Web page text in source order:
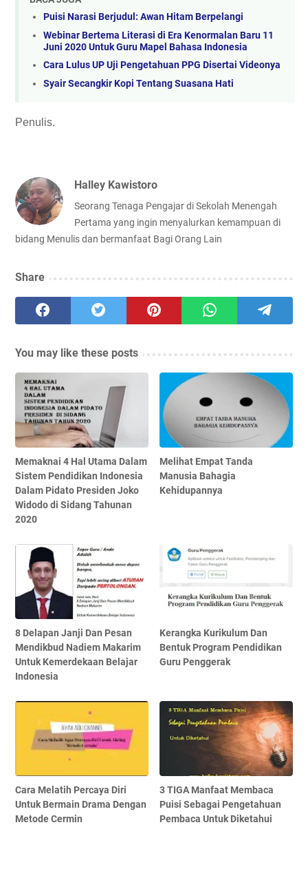
Puisi Narasi Berjudul: Awan Hitam Berpelangi
Webinar Bertema Literasi di Era Kenormalan Baru 11
Juni 2020 Untuk Guru Mapel Bahasa Indonesia
Cara Lulus UP Uji Pengetahuan PPG Disertai Videonya
Syair Secangkir Kopi Tentang Suasana Hati
Penulis.
Halley Kawistoro
Seorang Tenaga Pengajar di Sekolah Menengah
Pertama yang ingin menyalurkan kemampuan di
bidang Menulis dan bermanfaat Bagi Orang Lain
Share
You may like these posts
Memaknai 4 Hal Utama Dalam
Sistem Pendidikan Indonesia
Dalam Pidato Presiden Joko
Widodo di Sidang Tahunan
2020
Melihat Empat Tanda
Manusia Bahagia
Kehidupannya
8 Delapan Janji Dan Pesan
Mendikbud Nadiem Makarim
Untuk Kemerdekaan Belajar
Indonesia
Kerangka Kurikulum Dan
Bentuk Program Pendidikan
Guru Penggerak
Cara Melatih Percaya Diri
Untuk Bermain Drama Dengan
Metode Cermin
3 TIGA Manfaat Membaca
Puisi Sebagai Pengetahuan
Pembaca Untuk Diketahui